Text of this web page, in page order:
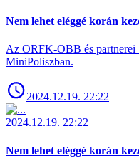
Nem lehet eléggé korán
Az ORFK-OBB és partnerei
MiniPoliszban.
2024.12.19. 22:22
2024.12.19. 22:22
Nem lehet eléggé korán